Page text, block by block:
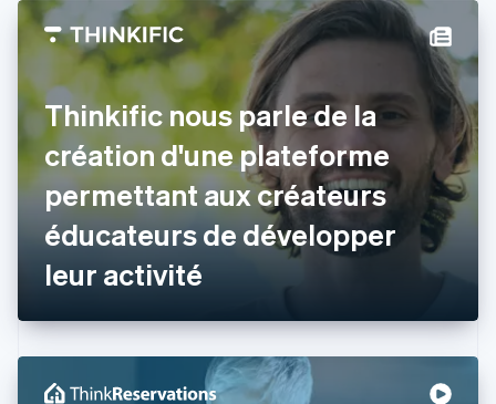
Thinkific nous parle de la
création d'une plateforme
permettant aux créateurs
éducateurs de développer
leur activité
Français
Chine continentale
简体中文 English
Chypre
English
Croatie
English Italiano
Danemark
English
Émirats arabes unis
English
EspañolEnglish
English
États-Unis
简体中文
Finlande